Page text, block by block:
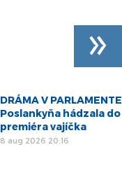
DRÁMA V
Poslankyňa hádzala do
premiéra vajíčka
8 aug 2026 20:16
»